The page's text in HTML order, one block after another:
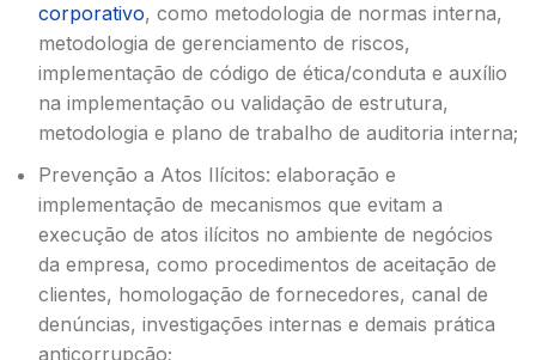
corporativo, como metodologia de normas interna,
metodologia de gerenciamento de riscos,
implementação de código de ética/conduta e auxílio
na implementação ou validação de estrutura,
metodologia e plano de trabalho de auditoria interna;
Prevenção a Atos Ilícitos: elaboração e
implementação de mecanismos que evitam a
execução de atos ilícitos no ambiente de negócios
da empresa, como procedimentos de aceitação de
clientes, homologação de fornecedores, canal de
denúncias, investigações internas e demais prática
anticorrupção;